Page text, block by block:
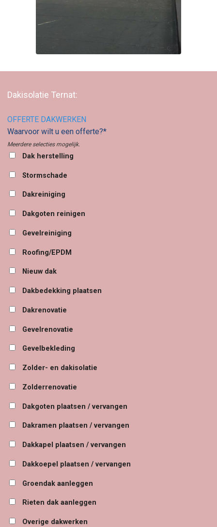
Dakisolatie Ternat:
OFFERTE DAKWERKEN
Waarvoor wilt u een offerte?*
Meerdere selecties mogelijk.
Dak herstelling
Stormschade
Dakreiniging
Dakgoten reinigen
Gevelreiniging
Roofing/EPDM
Nieuw dak
Dakbedekking plaatsen
Dakrenovatie
Gevelrenovatie
Gevelbekleding
Zolder- en dakisolatie
Zolderrenovatie
Dakgoten plaatsen / vervangen
Dakramen plaatsen / vervangen
Dakkapel plaatsen / vervangen
Dakkoepel plaatsen / vervangen
Groendak aanleggen
Rieten dak aanleggen
Overige dakwerken